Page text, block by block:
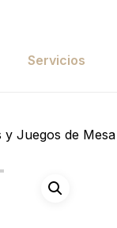
Accesorios
Servicios
y Juegos de Mesa